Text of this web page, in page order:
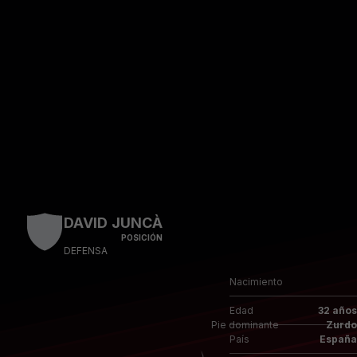
DAVID JUNCÀ
POSICIÓN
DEFENSA
Pie dominante Zurdo
Nacimiento
Edad 32 años
País España